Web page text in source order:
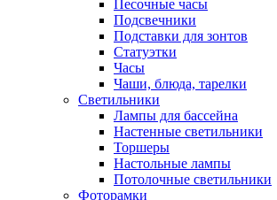
Песочные часы
Подсвечники
Подставки для зонтов
Статуэтки
Часы
Чаши, блюда, тарелки
Светильники
Лампы для бассейна
Настенные светильники
Торшеры
Настольные лампы
Потолочные светильники
Фоторамки